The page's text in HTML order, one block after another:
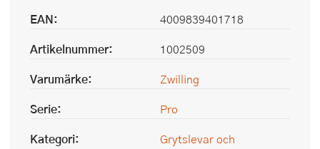
EAN:
4009839401718
Artikelnummer:
1002509
Varumärke:
Zwilling
Serie:
Pro
Kategori:
Grytslevar och